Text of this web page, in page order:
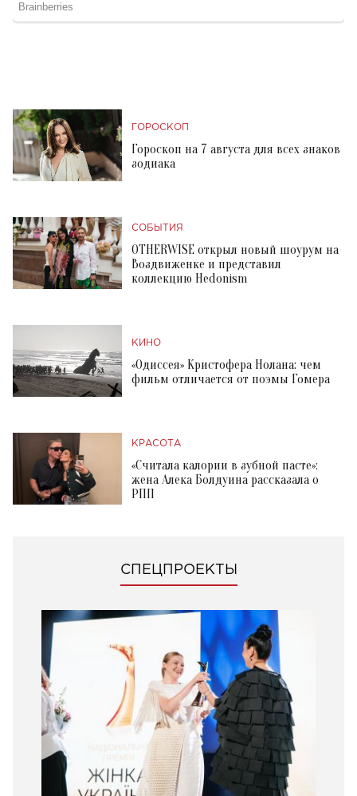
ГОРОСКОП
Гороскоп на 7 августа для всех знаков
зодиака
СОБЫТИЯ
OTHERWISE открыл новый шоурум на
Воздвиженке и представил
коллекцию Hedonism
КИНО
«Одиссея» Кристофера Нолана: чем
фильм отличается от поэмы Гомера
КРАСОТА
«Считала калории в зубной пасте»:
жена Алека Болдуина рассказала о
РПП
СПЕЦПРОЕКТЫ